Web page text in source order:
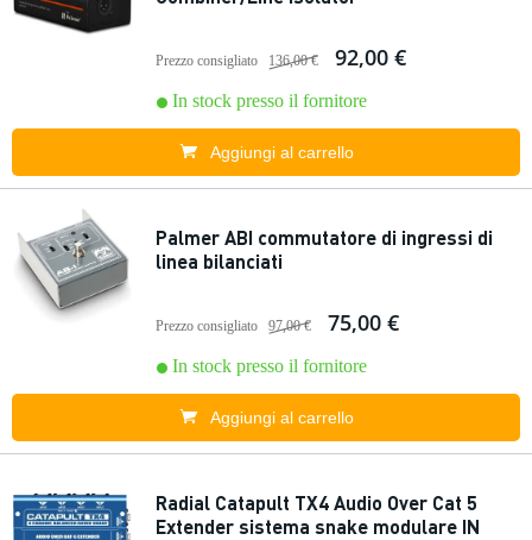
Prezzo consigliato 136,00 € 92,00 €
In stock presso il fornitore
Aggiungi al carrello
Palmer ABI commutatore di ingressi di
linea bilanciati
Prezzo consigliato 97,00 € 75,00 €
In stock presso il fornitore
Aggiungi al carrello
Radial Catapult TX4 Audio Over Cat 5
Extender sistema snake modulare IN